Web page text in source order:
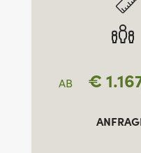
AB €